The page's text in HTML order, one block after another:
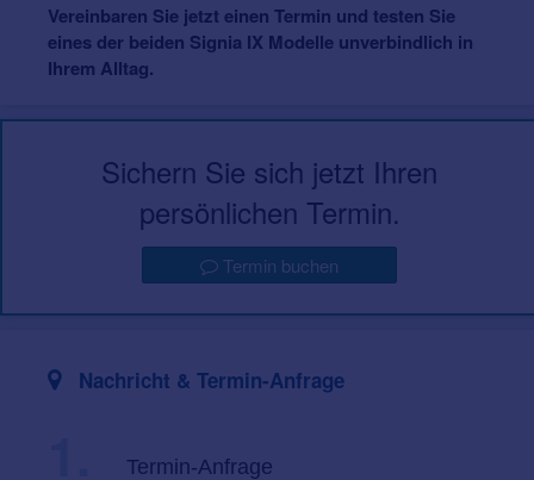
Vereinbaren Sie jetzt einen Termin und testen Sie
eines der beiden Signia IX Modelle unverbindlich in
Ihrem Alltag.
Sichern Sie sich jetzt Ihren
persönlichen Termin.
Termin buchen
Nachricht & Termin-Anfrage
Termin-Anfrage